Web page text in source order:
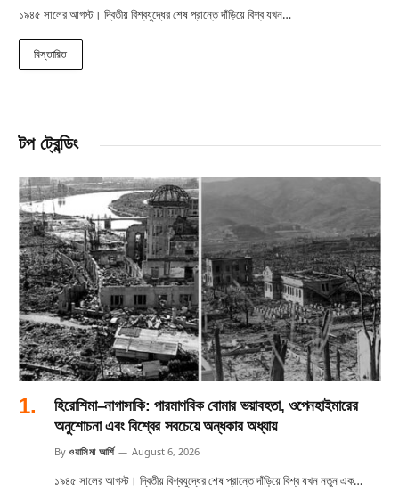
১৯৪৫ সালের আগস্ট। দ্বিতীয় বিশ্বযুদ্ধের শেষ প্রান্তে দাঁড়িয়ে বিশ্ব যখন…
বিস্তারিত
টপ ট্রেন্ডিং
হিরোশিমা–নাগাসাকি: পারমাণবিক বোমার ভয়াবহতা, ওপেনহাইমারের
অনুশোচনা এবং বিশ্বের সবচেয়ে অন্ধকার অধ্যায়
By ওয়াসিমা আর্শি August 6, 2026
১৯৪৫ সালের আগস্ট। দ্বিতীয় বিশ্বযুদ্ধের শেষ প্রান্তে দাঁড়িয়ে বিশ্ব যখন নতুন এক…